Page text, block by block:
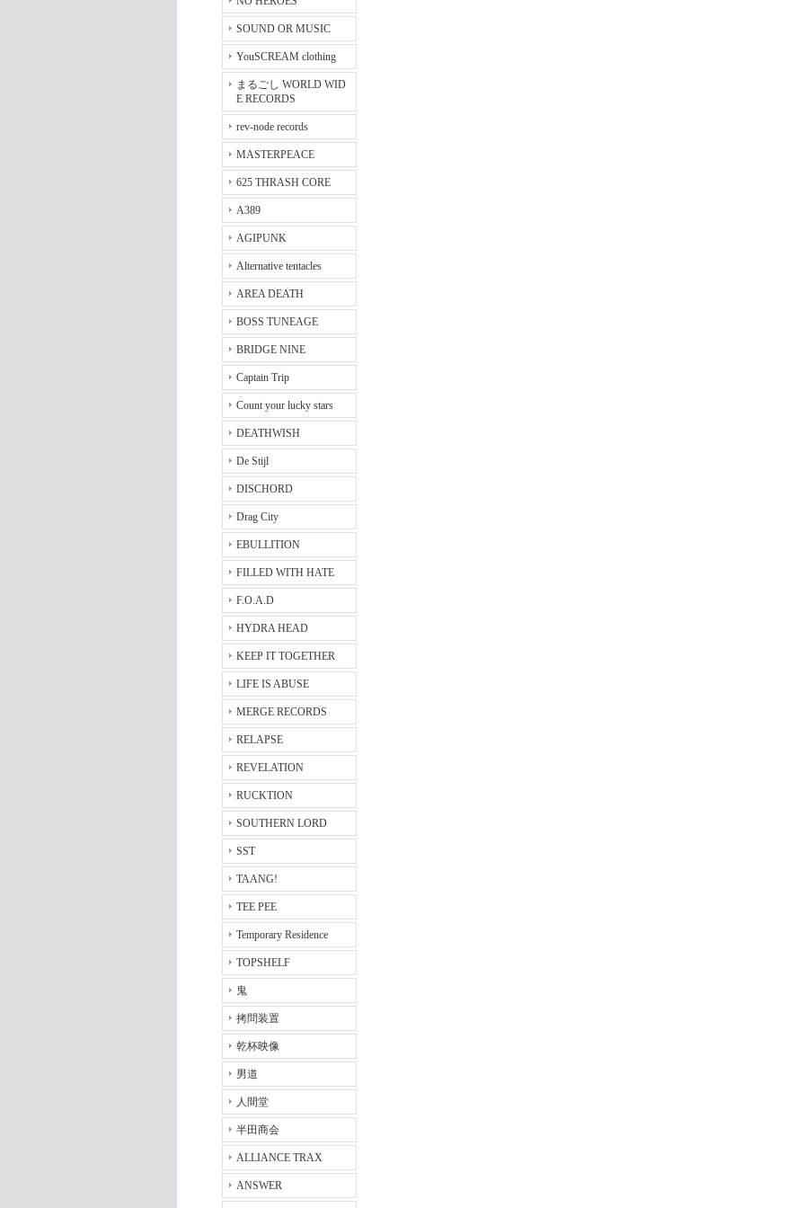
SOUND OR MUSIC
YouSCREAM clothing
まるごし WORLD WID
E RECORDS
rev-node records
MASTERPEACE
625 THRASH CORE
A389
AGIPUNK
Alternative tentacles
AREA DEATH
BOSS TUNEAGE
BRIDGE NINE
Captain Trip
Count your lucky stars
DEATHWISH
De Stijl
DISCHORD
Drag City
EBULLITION
FILLED WITH HATE
F.O.A.D
HYDRA HEAD
KEEP IT TOGETHER
LIFE IS ABUSE
MERGE RECORDS
RELAPSE
REVELATION
RUCKTION
SOUTHERN LORD
SST
TAANG!
TEE PEE
Temporary Residence
TOPSHELF
鬼
拷問装置
乾杯映像
男道
人間堂
半田商会
ALLIANCE TRAX
ANSWER